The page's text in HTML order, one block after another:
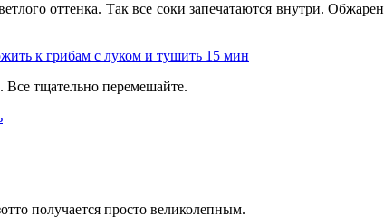
оттенка. Так все соки запечатаются внутри.
Все тщательно перемешайте.
получается просто великолепным.